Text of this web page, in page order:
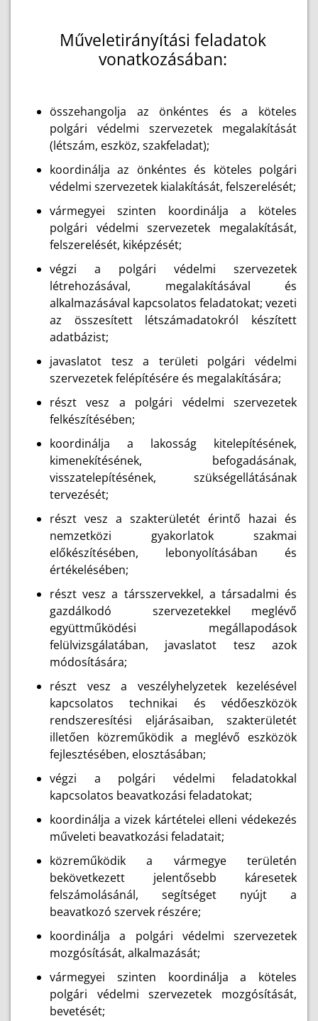
Műveletirányítási feladatok
vonatkozásában:
összehangolja az önkéntes és a köteles
polgári védelmi szervezetek megalakítását
(létszám, eszköz, szakfeladat);
koordinálja az önkéntes és köteles polgári
védelmi szervezetek kialakítását, felszerelését;
vármegyei szinten koordinálja a köteles
polgári védelmi szervezetek megalakítását,
felszerelését, kiképzését;
végzi a polgári védelmi szervezetek
létrehozásával, megalakításával és
alkalmazásával kapcsolatos feladatokat; vezeti
az összesített létszámadatokról készített
adatbázist;
javaslatot tesz a területi polgári védelmi
szervezetek felépítésére és megalakítására;
részt vesz a polgári védelmi szervezetek
felkészítésében;
koordinálja a lakosság kitelepítésének,
kimenekítésének, befogadásának,
visszatelepítésének, szükségellátásának
tervezését;
részt vesz a szakterületét érintő hazai és
nemzetközi gyakorlatok szakmai
előkészítésében, lebonyolításában és
értékelésében;
részt vesz a társszervekkel, a társadalmi és
gazdálkodó szervezetekkel meglévő
együttműködési megállapodások
felülvizsgálatában, javaslatot tesz azok
módosítására;
részt vesz a veszélyhelyzetek kezelésével
kapcsolatos technikai és védőeszközök
rendszeresítési eljárásaiban, szakterületét
illetően közreműködik a meglévő eszközök
fejlesztésében, elosztásában;
végzi a polgári védelmi feladatokkal
kapcsolatos beavatkozási feladatokat;
koordinálja a vizek kártételei elleni védekezés
műveleti beavatkozási feladatait;
közreműködik a vármegye területén
bekövetkezett jelentősebb káresetek
felszámolásánál, segítséget nyújt a
beavatkozó szervek részére;
koordinálja a polgári védelmi szervezetek
mozgósítását, alkalmazását;
vármegyei szinten koordinálja a köteles
polgári védelmi szervezetek mozgósítását,
bevetését;